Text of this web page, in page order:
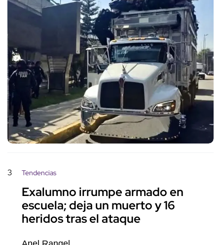
3 Tendencias
Exalumno irrumpe armado en
escuela; deja un muerto y 16
heridos tras el ataque